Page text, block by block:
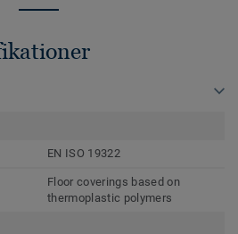
EN ISO 19322
Floor coverings based on
thermoplastic polymers